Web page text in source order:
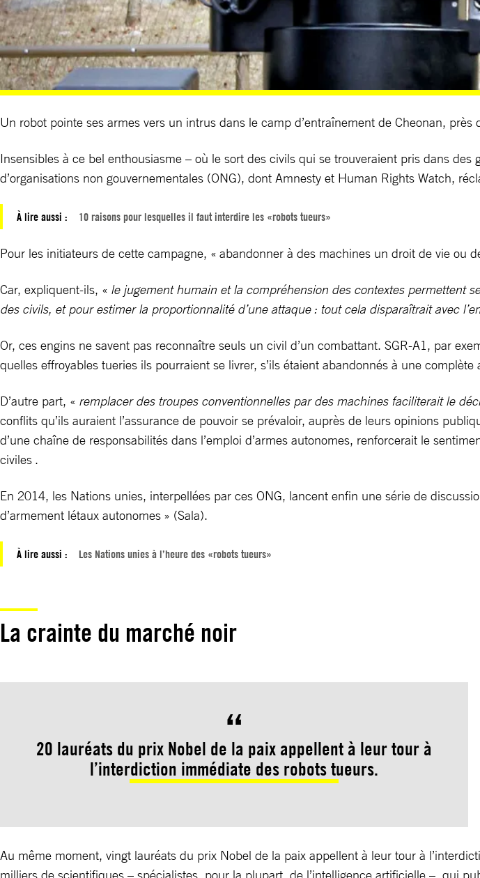
Un robot pointe ses armes vers un intrus dans le camp d’entraînement de Cheonan,
Insensibles à ce bel enthousiasme – où le sort des civils qui se trouveraient pris dans
d’organisations non gouvernementales (ONG), dont Amnesty et Human Rights Watch,
À lire aussi : 10 raisons pour lesquelles il faut interdire les «robots tueurs»
Pour les initiateurs de cette campagne, « abandonner à des machines un droit de vie ou
Car, expliquent-ils, « le jugement humain et la compréhension des contextes permettent
des civils, et pour estimer la proportionnalité d’une attaque : tout cela disparaîtrait avec
Or, ces engins ne savent pas reconnaître seuls un civil d’un combattant. SGR-A1, par
quelles effroyables tueries ils pourraient se livrer, s’ils étaient abandonnés à une complète
D’autre part, « remplacer des troupes conventionnelles par des machines faciliterait le
conflits qu’ils auraient l’assurance de pouvoir se prévaloir, auprès de leurs opinions
d’une chaîne de responsabilités dans l’emploi d’armes autonomes, renforcerait le
civiles .
En 2014, les Nations unies, interpellées par ces ONG, lancent enfin une série de
d’armement létaux autonomes » (Sala).
À lire aussi : Les Nations unies à l’heure des «robots tueurs»
La crainte du marché noir
20 lauréats du prix Nobel de la paix appellent à leur tour à
l’interdiction immédiate des robots tueurs.
Au même moment, vingt lauréats du prix Nobel de la paix appellent à leur tour à
milliers de scientifiques – spécialistes, pour la plupart, de l’intelligence artificielle –, qui